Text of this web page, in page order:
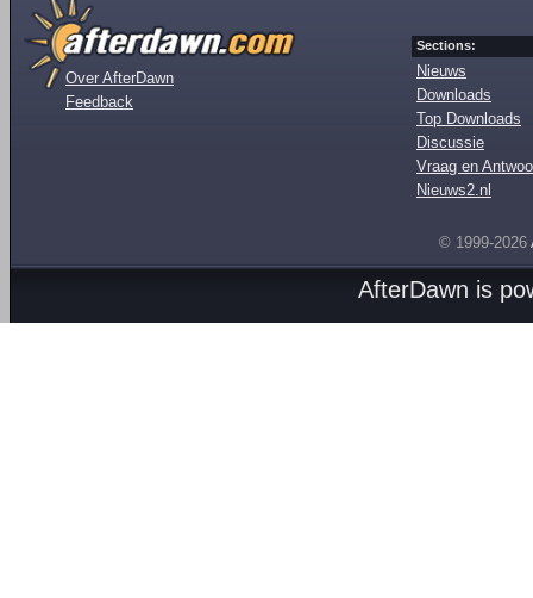
Over AfterDawn
Feedback
Sections:
Nieuws
Downloads
Top Downloads
Discussie
Vraag en
Nieuws2.nl
© 1999-2026
AfterDawn is